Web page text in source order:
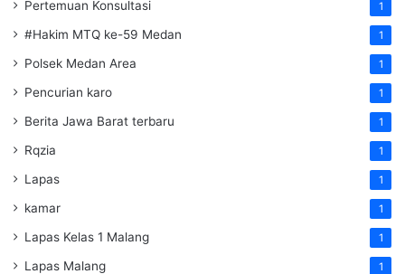
Pertemuan Konsultasi 1
#Hakim MTQ ke-59 Medan 1
Polsek Medan Area 1
Pencurian karo 1
Berita Jawa Barat terbaru 1
Rqzia 1
Lapas 1
kamar 1
Lapas Kelas 1 Malang 1
Lapas Malang 1